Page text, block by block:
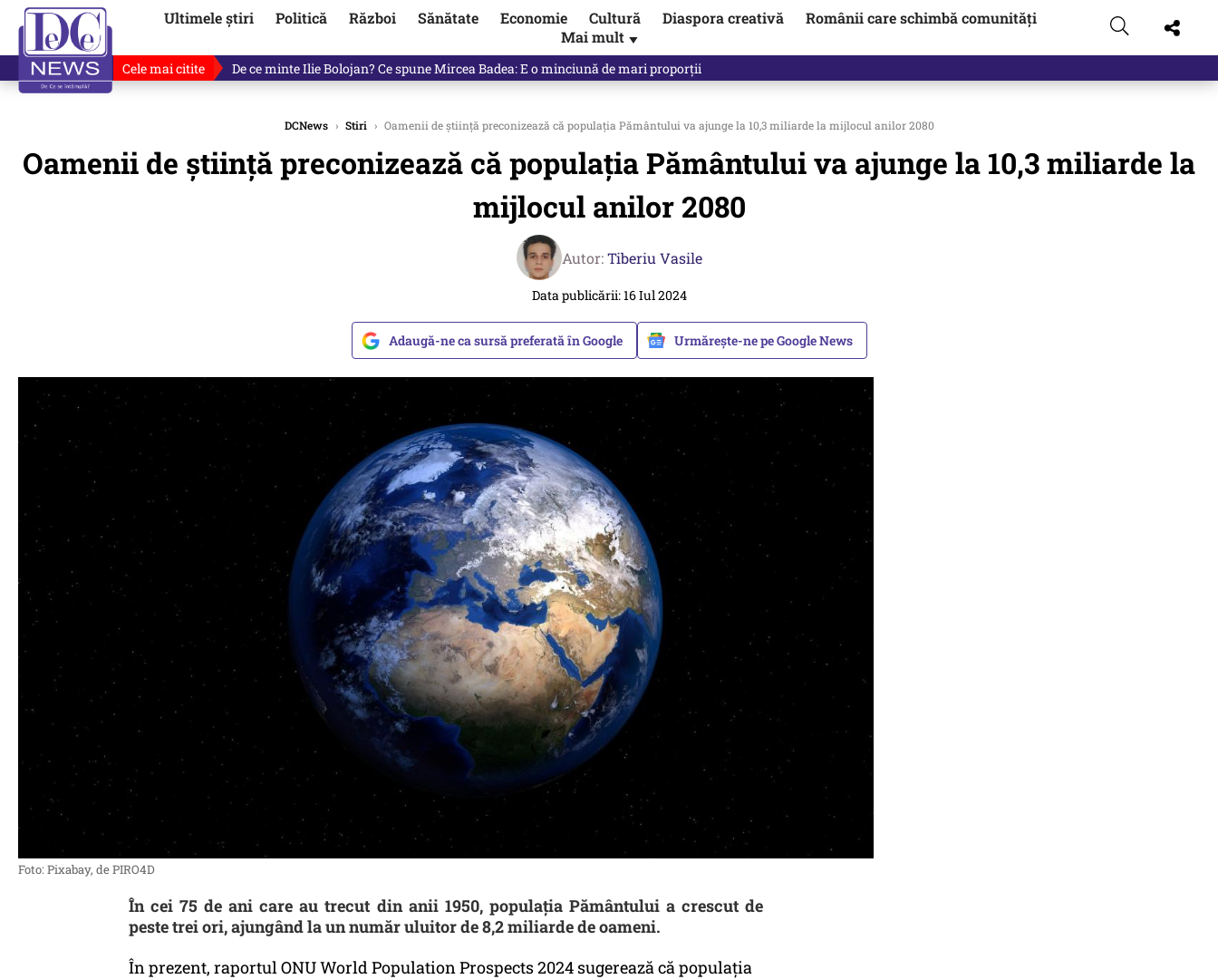
Ultimele știri Politică Război Sănătate Economie Cultură Diaspora creativă
Românii care schimbă comunități
Mai mult ▼
Cele mai citite Fotografia cu Ilie Bolojan care spune exact opusul unei decizii luate de propriul Guvern. Unde a fost…
DCNews › Stiri › Oamenii de știință preconizează că populația Pământului va ajunge la 10,3 miliarde la mijlocul anilor 2080
Oamenii de știință preconizează că populația Pământului va ajunge la 10,3 miliarde la
mijlocul anilor 2080
Autor:Tiberiu Vasile
Data publicării: 16 Iul 2024
Adaugă-ne ca sursă preferată în Google Urmărește-ne pe Google News
Foto: Pixabay, de PIRO4D
În cei 75 de ani care au trecut din anii 1950, populația Pământului a crescut de
peste trei ori, ajungând la un număr uluitor de 8,2 miliarde de oameni.
În prezent, raportul ONU World Population Prospects 2024 sugerează că populația